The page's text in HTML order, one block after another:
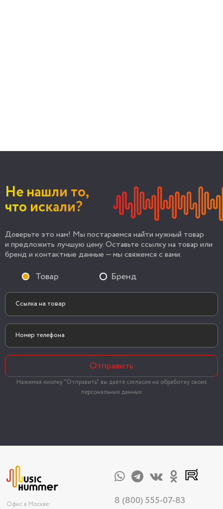
Не нашли то,
что искали?
Доверьте это нам! Мы постараемся найти нужный товар
и предложить лучшую цену. Оставьте ссылку на товар или
бренд и контактные данные — мы свяжемся с вами.
Товар Бренд
Отправить
Нажимая кнопку "Отправить" вы даёте согласие на обработку своих
персональных данных
Офис в Москве:
8 (800) 555-07-83